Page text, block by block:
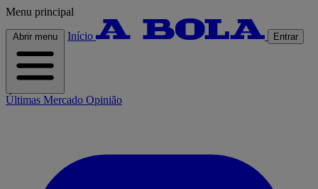
Menu principal
Abrir menu Início Entrar
Últimas Mercado Opinião